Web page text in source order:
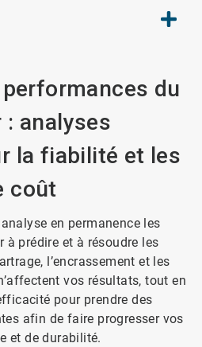
du
analyses
la fiabilité et les
coût
en permanence les
à prédire et à résoudre les
l’encrassement et les
vos résultats, tout en
pour prendre des
afin de faire progresser vos
et de durabilité.